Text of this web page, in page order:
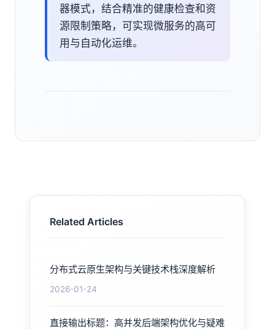
器模式，结合精准的健康检查和资
源限制策略，可实现微服务的高可
用与自动化运维。
Related Articles
分布式云原生架构与关键技术栈深度解析
2026-01-24
直接输出标题：高并发后端架构优化与疑难